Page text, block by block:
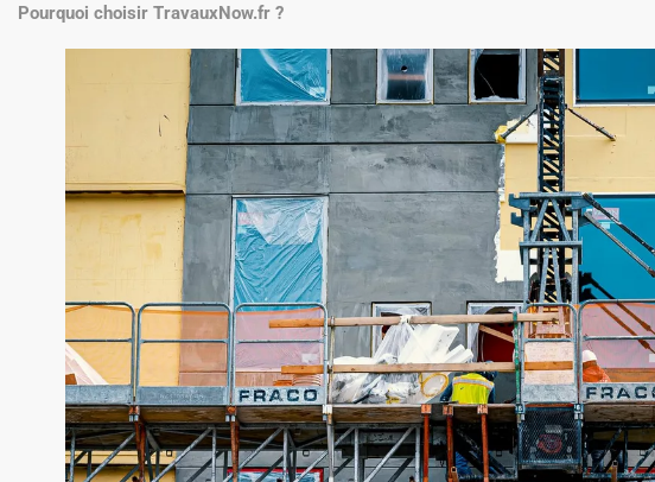
Pourquoi choisir TravauxNow.fr ?